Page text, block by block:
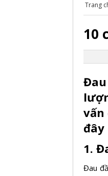
Trang
10
vấn
1.
Đau